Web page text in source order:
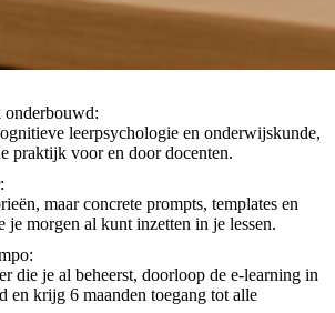
onderbouwd:
leerpsychologie en onderwijskunde,
praktijk voor en door docenten.
maar concrete prompts, templates en
je morgen al kunt inzetten in je lessen.
die je al beheerst, doorloop de e-learning in
en krijg 6 maanden toegang tot alle